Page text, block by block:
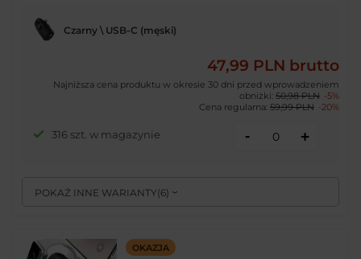
POKAŻ INNE WARIANTY(6)
Czarny \ USB-C (męski)
47,99 PLN brutto
Najniższa cena produktu w okresie 30 dni przed wprowadzeniem
obniżki: 50,98 PLN -5%
Cena regularna: 59,99 PLN -20%
316 szt. w magazynie - +
OKAZJA